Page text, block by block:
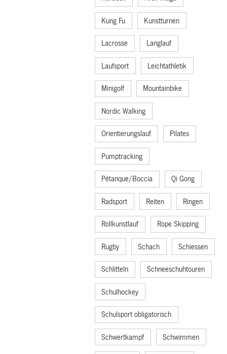
Kung Fu Kunstturnen
Lacrosse Langlauf
Laufsport Leichtathletik
Minigolf Mountainbike
Nordic Walking
Orientierungslauf Pilates
Pumptracking
Pétanque/Boccia Qi Gong
Radsport Reiten Ringen
Rollkunstlauf Rope Skipping
Rugby Schach Schiessen
Schlitteln Schneeschuhtouren
Schulhockey
Schulsport obligatorisch
Schwertkampf Schwimmen